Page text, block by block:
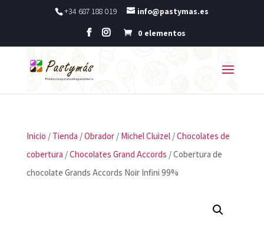
+34 687 188 019 info@pastymas.es
0 elementos
Inicio / Tienda /Obrador/ Michel Cluizel/Chocolates de
cobertura /Chocolates Grand Accords / Cobertura de
chocolate Grands Accords Noir Infini 99%